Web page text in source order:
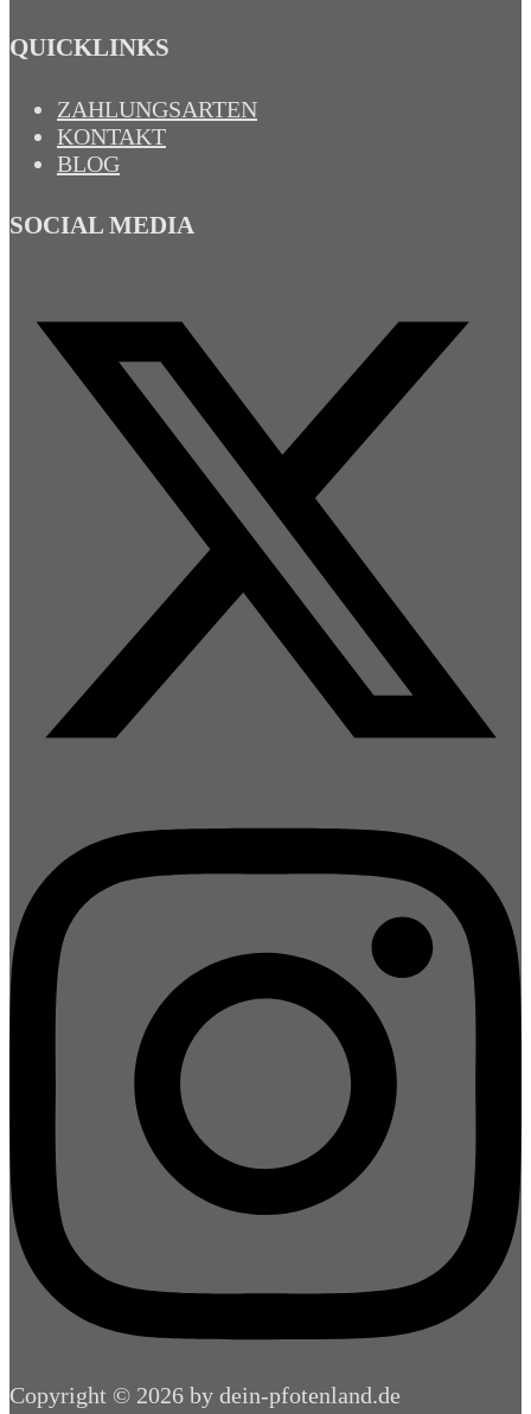
QUICKLINKS
ZAHLUNGSARTEN
KONTAKT
BLOG
SOCIAL MEDIA
Copyright © 2026 by dein-pfotenland.de